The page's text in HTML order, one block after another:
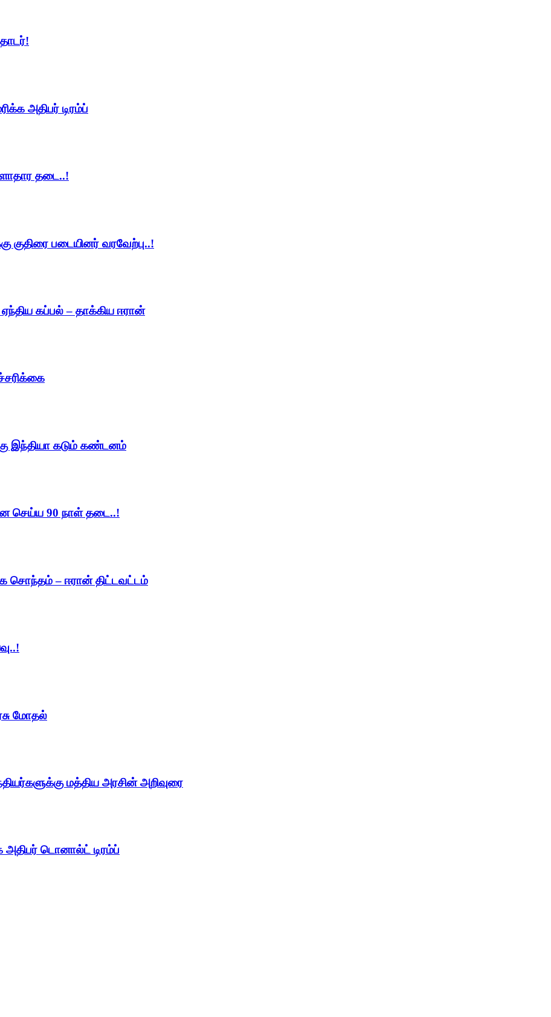
அதிபர் டிரம்ப்
தடை..!
குதிரை படையினர் வரவேற்பு..!
கப்பல் – தாக்கிய ஈரான்
இந்தியா கடும் கண்டனம்
செய்ய 90 நாள் தடை..!
சொந்தம் – ஈரான் திட்டவட்டம்
மோதல்
மத்திய அரசின் அறிவுரை
அதிபர் டொனால்ட் டிரம்ப்